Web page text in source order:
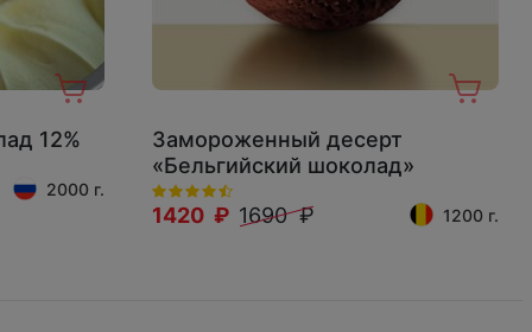
12%
2000 г.
Замороженный десерт
«Бельгийский шоколад»
1420 ₽ 1690 ₽ 1200 г.